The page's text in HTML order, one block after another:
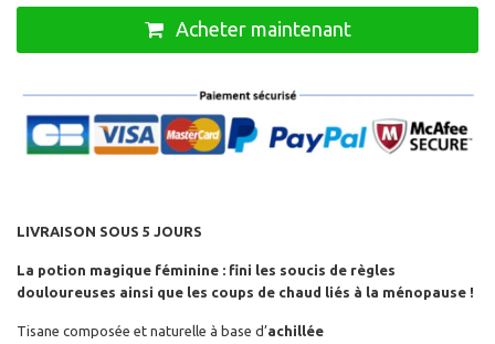
Acheter maintenant
LIVRAISON SOUS 5 JOURS
La potion magique féminine : fini les soucis de règles
douloureuses ainsi que les coups de chaud liés à la ménopause !
Tisane composée et naturelle à base d’achillée